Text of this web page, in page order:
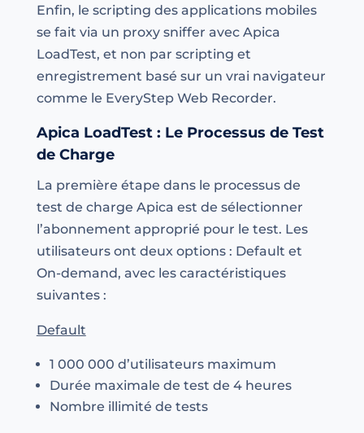
Enfin, le scripting des applications mobiles
se fait via un proxy sniffer avec Apica
LoadTest, et non par scripting et
enregistrement basé sur un vrai navigateur
comme le EveryStep Web Recorder.
Apica LoadTest : Le Processus de Test
de Charge
La première étape dans le processus de
test de charge Apica est de sélectionner
l’abonnement approprié pour le test. Les
utilisateurs ont deux options : Default et
On-demand, avec les caractéristiques
suivantes :
Default
1 000 000 d’utilisateurs maximum
Durée maximale de test de 4 heures
Nombre illimité de tests